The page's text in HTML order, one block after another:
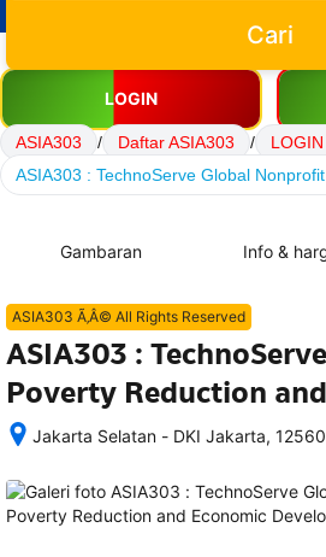
Cari
LOGIN
ASIA303 / Daftar ASIA303 /
ASIA303 : TechnoServe Global
Gambaran Info &
ASIA303 Ã‚Â© All Rights Reserved
ASIA303 :
Poverty Reduction
Jakarta Selatan - DKI Jakarta,
memesan,
semua
rincian